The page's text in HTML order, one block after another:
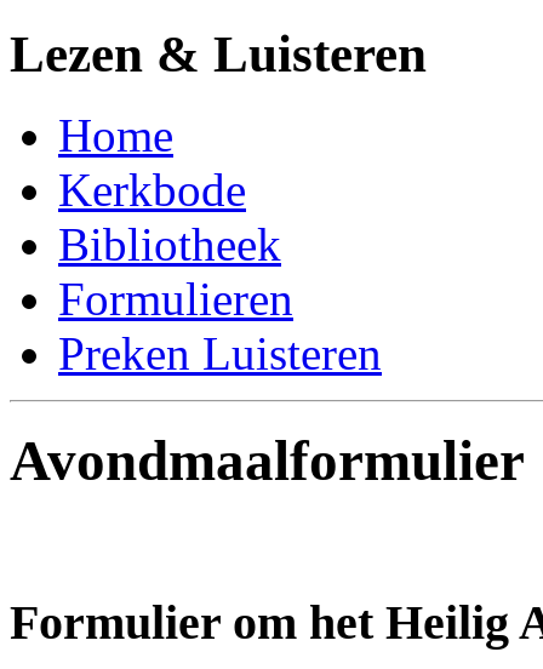
Lezen & Luisteren
Home
Kerkbode
Bibliotheek
Formulieren
Preken Luisteren
Avondmaalformulier
Formulier om het Heilig